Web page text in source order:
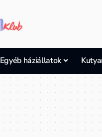
Egyéb háziállatok